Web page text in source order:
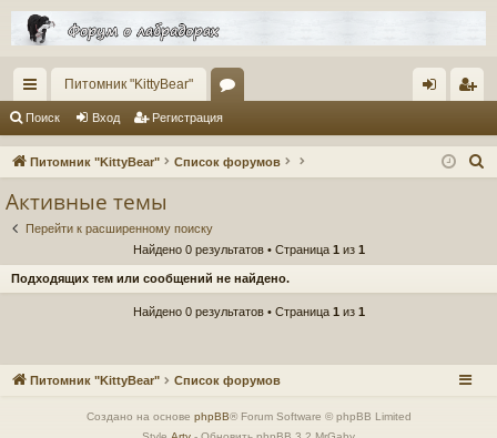
с
ы
Питомник "KittyBear"
ор
ум д ис
Поиск Вход Регистрация
Питомник "KittyBear" Список форумов
Активные темы
Перейти к расширенному поиску
Найдено 0 результатов • Страница 1 из 1
Подходящих тем или сообщений не найдено.
Найдено 0 результатов • Страница 1 из 1
Питомник "KittyBear" Список форумов
Создано на основе phpBB® Forum Software © phpBB Limited